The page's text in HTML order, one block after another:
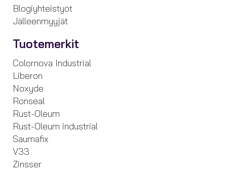
Blogiyhteistyöt
Jälleenmyyjät
Tuotemerkit
Colornova Industrial
Liberon
Noxyde
Ronseal
Rust-Oleum
Rust-Oleum industrial
Saumafix
V33
Zinsser